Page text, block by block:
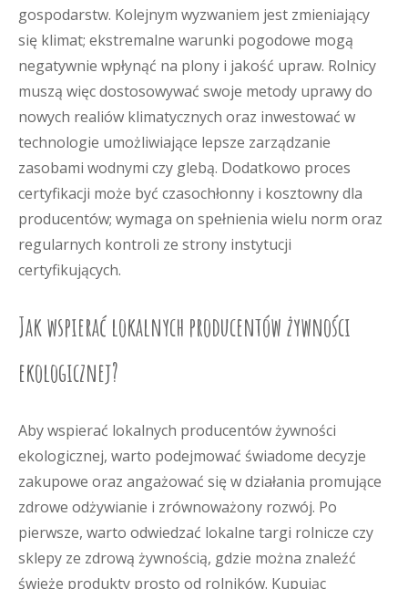
gospodarstw. Kolejnym wyzwaniem jest zmieniający
się klimat; ekstremalne warunki pogodowe mogą
negatywnie wpłynąć na plony i jakość upraw. Rolnicy
muszą więc dostosowywać swoje metody uprawy do
nowych realiów klimatycznych oraz inwestować w
technologie umożliwiające lepsze zarządzanie
zasobami wodnymi czy glebą. Dodatkowo proces
certyfikacji może być czasochłonny i kosztowny dla
producentów; wymaga on spełnienia wielu norm oraz
regularnych kontroli ze strony instytucji
certyfikujących.
Jak wspierać lokalnych producentów żywności
ekologicznej?
Aby wspierać lokalnych producentów żywności
ekologicznej, warto podejmować świadome decyzje
zakupowe oraz angażować się w działania promujące
zdrowe odżywianie i zrównoważony rozwój. Po
pierwsze, warto odwiedzać lokalne targi rolnicze czy
sklepy ze zdrową żywnością, gdzie można znaleźć
świeże produkty prosto od rolników. Kupując